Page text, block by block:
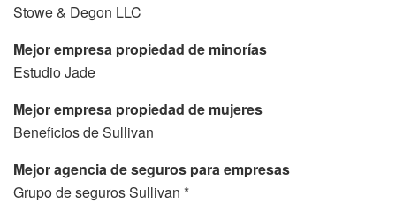
Stowe & Degon LLC
Mejor empresa propiedad de minorías
Estudio Jade
Mejor empresa propiedad de mujeres
Beneficios de Sullivan
Mejor agencia de seguros para empresas
Grupo de seguros Sullivan *